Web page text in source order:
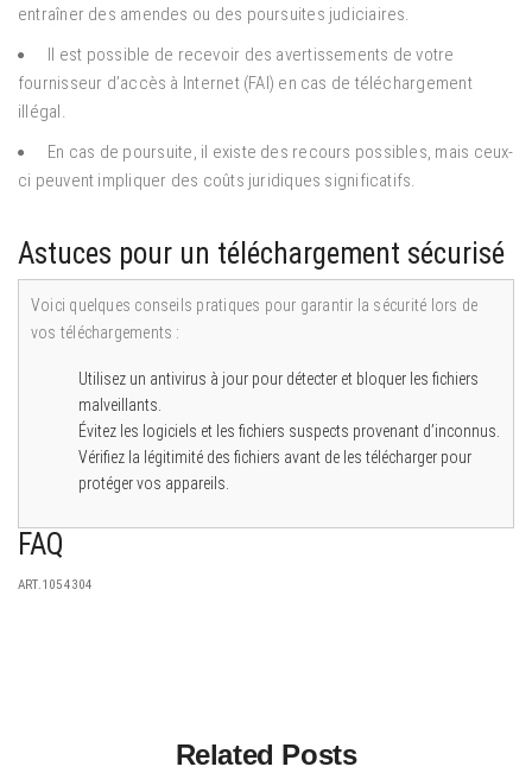
entraîner des amendes ou des poursuites judiciaires.
Il est possible de recevoir des avertissements de votre
fournisseur d’accès à Internet (FAI) en cas de téléchargement
illégal.
En cas de poursuite, il existe des recours possibles, mais ceux-
ci peuvent impliquer des coûts juridiques significatifs.
Astuces pour un téléchargement sécurisé
Voici quelques conseils pratiques pour garantir la sécurité lors de
vos téléchargements :
Utilisez un antivirus à jour pour détecter et bloquer les fichiers
malveillants.
Évitez les logiciels et les fichiers suspects provenant d’inconnus.
Vérifiez la légitimité des fichiers avant de les télécharger pour
protéger vos appareils.
FAQ
ART.1054304
Related Posts